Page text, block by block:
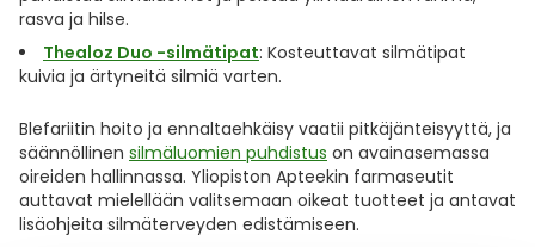
rasva ja hilse.
Thealoz Duo -silmätipat: Kosteuttavat silmätipat
kuivia ja ärtyneitä silmiä varten.
Blefariitin hoito ja ennaltaehkäisy vaatii pitkäjänteisyyttä, ja
säännöllinen silmäluomien puhdistus on avainasemassa
oireiden hallinnassa. Yliopiston Apteekin farmaseutit
auttavat mielellään valitsemaan oikeat tuotteet ja antavat
lisäohjeita silmäterveyden edistämiseen.